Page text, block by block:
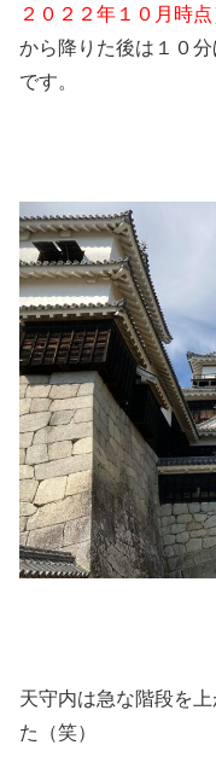
２０２２年１０月時点
から降りた後は１０
です。
天守内は急な階段を
た（笑）